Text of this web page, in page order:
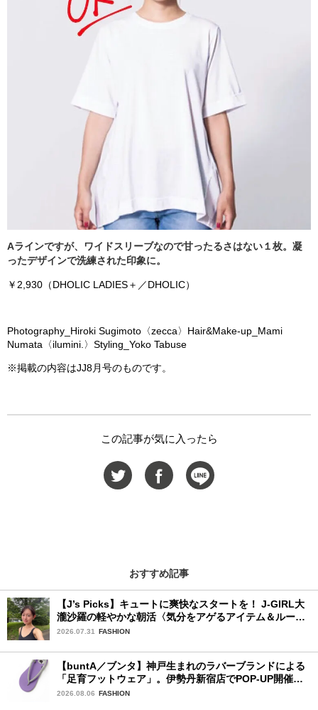
Aラインですが、ワイドスリーブなので甘ったるさはない１枚。凝
ったデザインで洗練された印象に。
￥2,930（DHOLIC LADIES＋／DHOLIC）
Photography_Hiroki Sugimoto〈zecca〉Hair&Make-up_Mami
Numata〈ilumini.〉Styling_Yoko Tabuse
※掲載の内容はJJ8月号のものです。
この記事が気に入ったら
おすすめ記事
【J’s Picks】キュートに爽快なスタートを！ J-GIRL大
瀧沙羅の軽やかな朝活〈気分をアゲるアイテム＆ルーテ
ィーン〉
2026.07.31 FASHION
【buntA／ブンタ】神戸生まれのラバーブランドによる
「足育フットウェア」。伊勢丹新宿店でPOP-UP開催
中！
2026.08.06 FASHION